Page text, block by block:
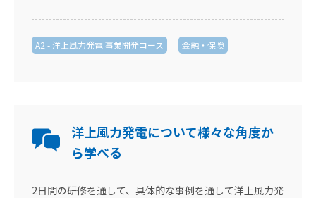
A2 - 洋上風力発電 事業開発コース 金融・保険
洋上風力発電について様々な角度か
ら学べる
2日間の研修を通して、具体的な事例を通して洋上風力発